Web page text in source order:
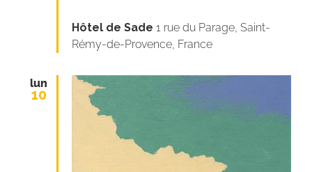
Hôtel de Sade1 rue du Parage, Saint-
Rémy-de-Provence, France
lun
10